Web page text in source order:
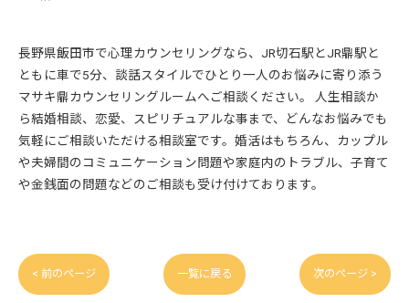
長野県飯田市で心理カウンセリングなら、JR切石駅とJR鼎駅と
ともに車で5分、談話スタイルでひとり一人のお悩みに寄り添う
マサキ鼎カウンセリングルームへご相談ください。 人生相談か
ら結婚相談、恋愛、スピリチュアルな事まで、どんなお悩みでも
気軽にご相談いただける相談室です。婚活はもちろん、カップル
や夫婦間のコミュニケーション問題や家庭内のトラブル、子育て
や金銭面の問題などのご相談も受け付けております。
< 前のページ 一覧に戻る 次のページ >